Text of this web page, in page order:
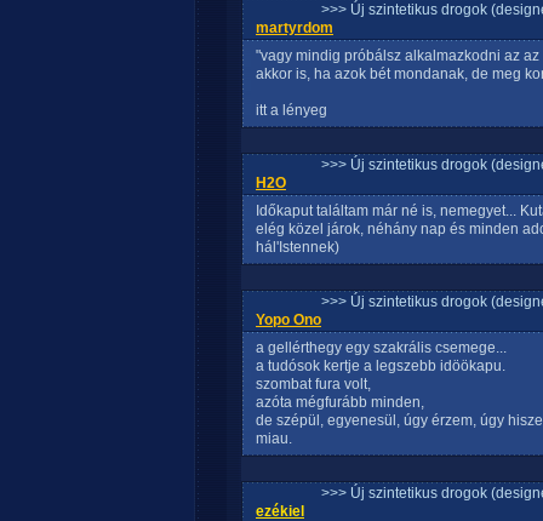
>>> Új szintetikus drogok
martyrdom
"vagy mindig próbálsz alkalmazkodni az
akkor is, ha azok bét mondanak, de meg
itt a lényeg
>>> Új szintetikus drogok
H2O
Időkaput találtam már né is, nemegyet...
elég közel járok, néhány nap és minden
hál'Istennek)
>>> Új szintetikus drogok
Yopo Ono
a gellérthegy egy szakrális csemege...
a tudósok kertje a legszebb idöökapu.
szombat fura volt,
azóta mégfurább minden,
de szépül, egyenesül, úgy érzem, úgy
miau.
>>> Új szintetikus drogok
ezékiel